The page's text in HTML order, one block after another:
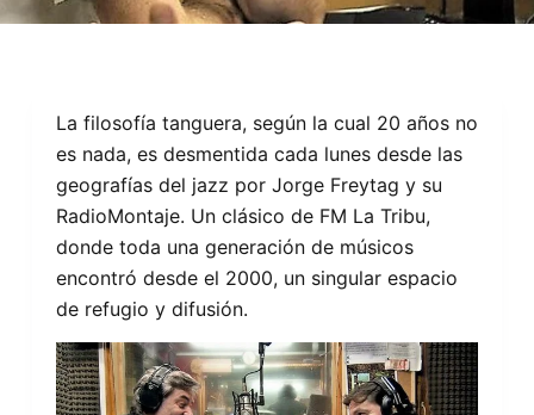
La filosofía tanguera, según la cual 20 años no
es nada, es desmentida cada lunes desde las
geografías del jazz por Jorge Freytag y su
RadioMontaje. Un clásico de FM La Tribu,
donde toda una generación de músicos
encontró desde el 2000, un singular espacio
de refugio y difusión.